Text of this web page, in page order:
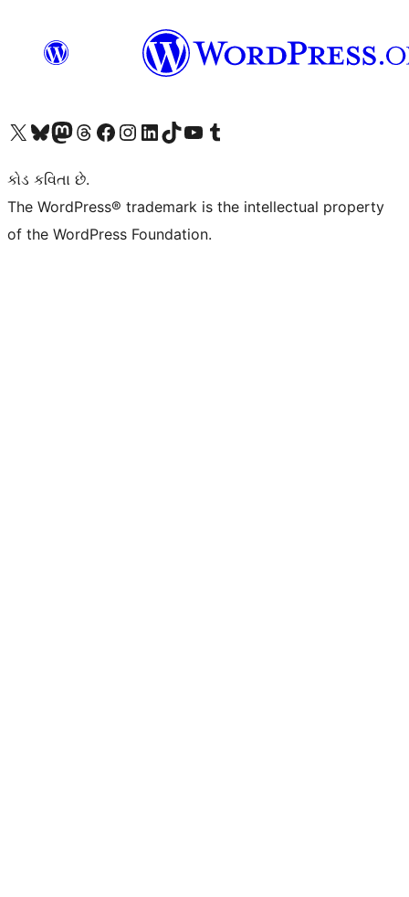
અમારા X (અગાઉ ટ્વિટર) એકાઉન્ટની મુલાકાત લોઅમારા Bluesky એકાઉન્ટની મુલાકાત લોઅમારા માસ્ટોડોન એકાઉન્ટની મુલાકાત લોઅમારા Threads એકાઉન્ટની મુલાકાત લો અમારા ફેસબુક પેજની મુલાકાત લોઅમારા ઇન્સ્ટાગ્રામ એકાઉન્ટની મુલાકાત લો અમારા LinkedIn એકાઉન્ટની મુલાકાત લોઅમારા TikTok એકાઉન્ટની મુલાકાત લોઅમારી YouTube ચેનલની મુલાકાત લો અમારા Tumblr એકાઉન્ટની મુલાકાત લો
કોડ કવિતા છે.
The WordPress® trademark is the intellectual property
of the WordPress Foundation.